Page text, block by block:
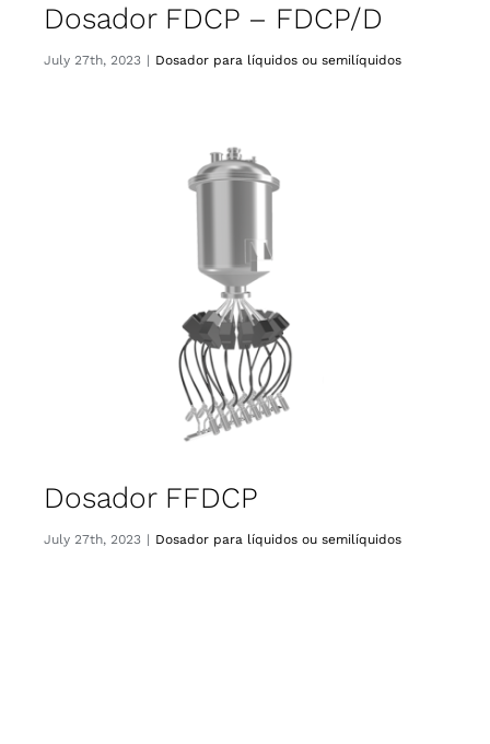
Dosador FDCP – FDCP/D
July 27th, 2023 | Dosador para líquidos ou semilíquidos
Dosador FFDCP
July 27th, 2023 | Dosador para líquidos ou semilíquidos